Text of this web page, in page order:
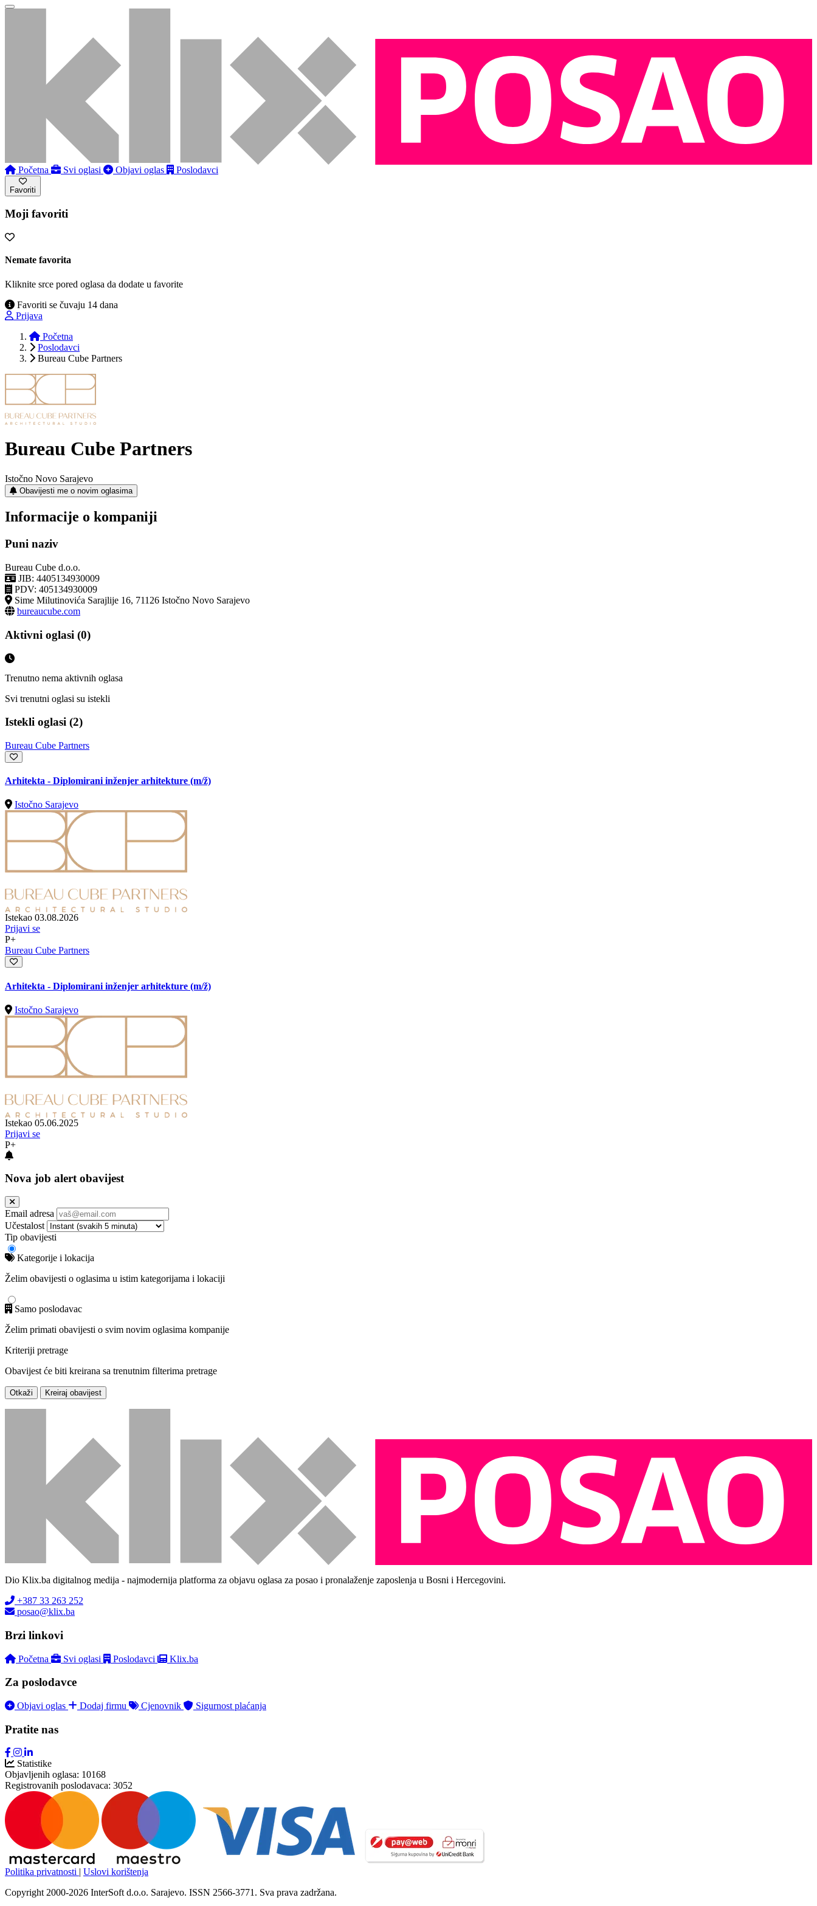
Početna Svi oglasi Objavi oglas Poslodavci
Favoriti
Moji favoriti
Nemate favorita
Kliknite srce pored oglasa da dodate u favorite
Favoriti se čuvaju 14 dana
Prijava
Početna
Poslodavci
Bureau Cube Partners
Bureau Cube Partners
Istočno Novo Sarajevo
Obavijesti me o novim oglasima
Informacije o kompaniji
Puni naziv
Bureau Cube d.o.o.
JIB: 4405134930009
PDV: 405134930009
Sime Milutinovića Sarajlije 16, 71126 Istočno Novo Sarajevo
bureaucube.com
Aktivni oglasi (0)
Trenutno nema aktivnih oglasa
Svi trenutni oglasi su istekli
Istekli oglasi (2)
Bureau Cube Partners
Arhitekta - Diplomirani inženjer arhitekture (m/ž)
Istočno Sarajevo
Istekao 03.08.2026
Prijavi se
P+
Bureau Cube Partners
Arhitekta - Diplomirani inženjer arhitekture (m/ž)
Istočno Sarajevo
Istekao 05.06.2025
Prijavi se
P+
Nova job alert obavijest
Email adresa
Učestalost
Tip obavijesti
Kategorije i lokacija
Želim obavijesti o oglasima u istim kategorijama i lokaciji
Samo poslodavac
Želim primati obavijesti o svim novim oglasima kompanije
Kriteriji pretrage
Obavijest će biti kreirana sa trenutnim filterima pretrage
Otkaži Kreiraj obavijest
Dio Klix.ba digitalnog medija - najmodernija platforma za objavu oglasa za posao i pronalaženje zaposlenja u Bosni i Hercegovini.
+387 33 263 252
posao@klix.ba
Brzi linkovi
Početna Svi oglasi Poslodavci Klix.ba
Za poslodavce
Objavi oglas Dodaj firmu Cjenovnik Sigurnost plaćanja
Pratite nas
Statistike
Objavljenih oglasa: 10168
Registrovanih poslodavaca: 3052
Politika privatnosti | Uslovi korištenja
Copyright 2000-2026 InterSoft d.o.o. Sarajevo. ISSN 2566-3771. Sva prava zadržana.